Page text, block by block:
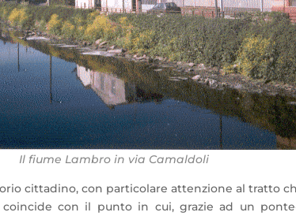
Il fiume Lambro in via Camaldoli
cittadino, con particolare attenzione al tratto
con il punto in cui, grazie ad un